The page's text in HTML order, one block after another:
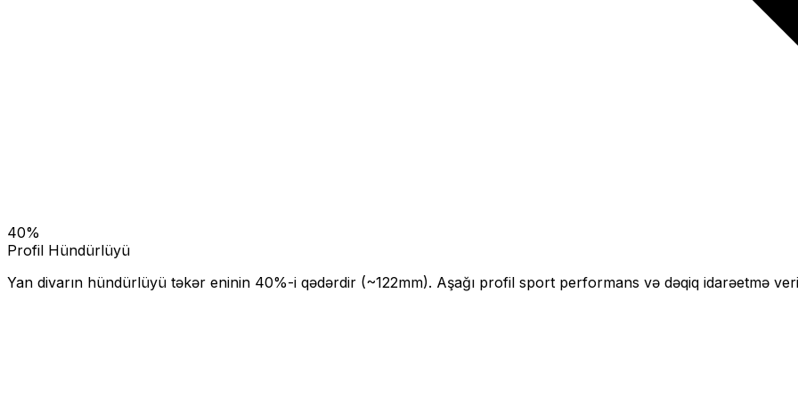
40%
Profil Hündürlüyü
Yan divarın hündürlüyü təkər eninin 40%-i qədərdir (~122mm). Aşağı profil sport performans və dəqiq idarəetmə